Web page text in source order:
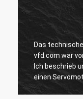
Das
vfd.com war
Ich beschrieb
einen
Modell mit